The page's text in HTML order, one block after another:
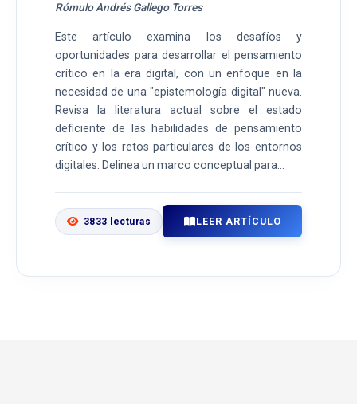
Rómulo Andrés Gallego Torres
Este artículo examina los desafíos y
oportunidades para desarrollar el pensamiento
crítico en la era digital, con un enfoque en la
necesidad de una "epistemología digital" nueva.
Revisa la literatura actual sobre el estado
deficiente de las habilidades de pensamiento
crítico y los retos particulares de los entornos
digitales. Delinea un marco conceptual para...
3833 lecturas LEER ARTÍCULO